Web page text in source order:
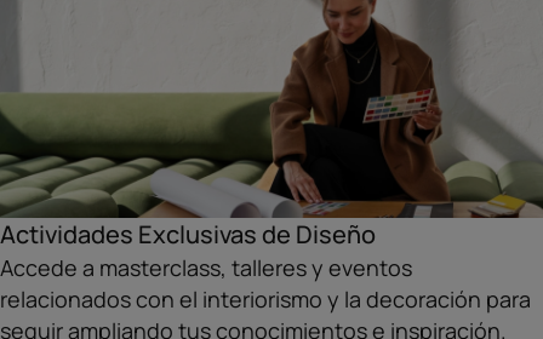
Actividades Exclusivas de Diseño
Accede a masterclass, talleres y eventos
relacionados con el interiorismo y la decoración para
seguir ampliando tus conocimientos e inspiración.